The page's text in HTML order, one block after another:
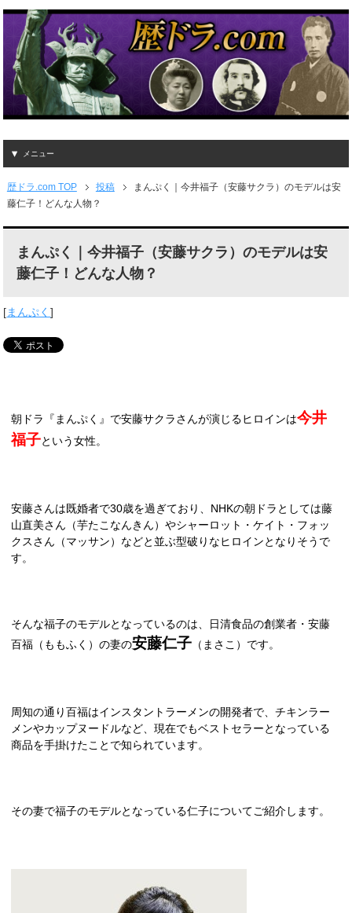
メニュー
歴ドラ.com TOP 投稿
まんぷく｜今井福子（安藤サクラ）のモデルは安
藤仁子！どんな人物？
まんぷく｜今井福子（安藤サクラ）のモデルは安
藤仁子！どんな人物？
[まんぷく]
朝ドラ『まんぷく』で安藤サクラさんが演じるヒロインは今井
福子という女性。
安藤さんは既婚者で30歳を過ぎており、 NHKの朝ドラとしては藤
山直美さん（芋たこなんきん）やシャーロット・ケイト・フォッ
クスさん（マッサン）などと並ぶ型破りなヒロインとなりそうで
す。
そんな福子のモデルとなっているのは、日清食品の創業者・安藤
百福（ももふく）の妻の安藤仁子 （まさこ）です。
周知の通り百福はインスタントラーメンの開発者で、チキンラー
メンやカップヌードルなど、現在でもベストセラーとなっている
商品を手掛けたことで知られています。
その妻で福子のモデルとなっている仁子についてご紹介します。